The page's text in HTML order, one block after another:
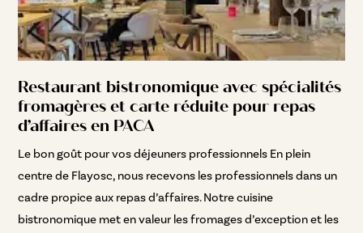
Restaurant bistronomique avec spécialités
fromagères et carte réduite pour repas
d’affaires en PACA
Le bon goût pour vos déjeuners professionnels En plein
centre de Flayosc, nous recevons les professionnels dans un
cadre propice aux repas d’affaires. Notre cuisine
bistronomique met en valeur les fromages d’exception et les